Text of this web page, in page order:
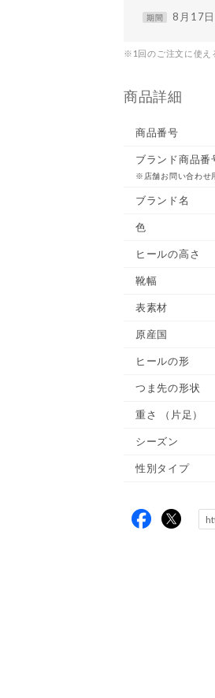
期間 8月17
※1回のご注文に使え
商品詳細
商品番号
ブランド商品番
※店舗お問い合わせ
ブランド名
色
ヒールの高さ
靴幅
表素材
原産国
ヒールの形
つま先の形状
重さ （片足）
シーズン
性別タイプ